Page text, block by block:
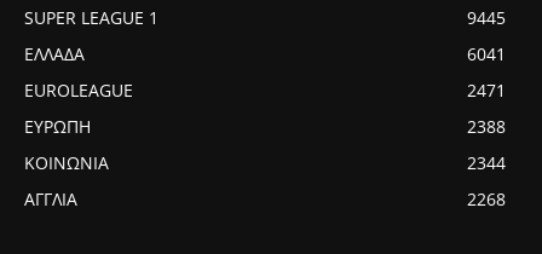
SUPER LEAGUE 1
9445
ΕΛΛΑΔΑ
6041
EUROLEAGUE
2471
ΕΥΡΩΠΗ
2388
ΚΟΙΝΩΝΙΑ
2344
ΑΓΓΛΙΑ
2268